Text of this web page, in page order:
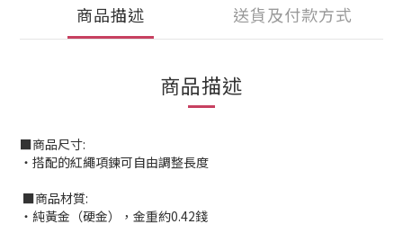
商品描述 送貨及付款方式
商品描述
■商品尺寸:
‧搭配的紅繩項鍊可自由調整長度
■商品材質:
‧純黃金（硬金），金重約0.42錢